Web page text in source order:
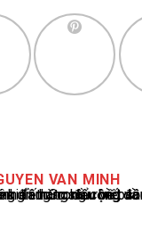
VAN MINH
kiến thức sâu rộng và kinh nghiệm đáng kể trong việc phân tích và báo cáo về các sự kiện thể thao hàng đầu. Sự hiểu